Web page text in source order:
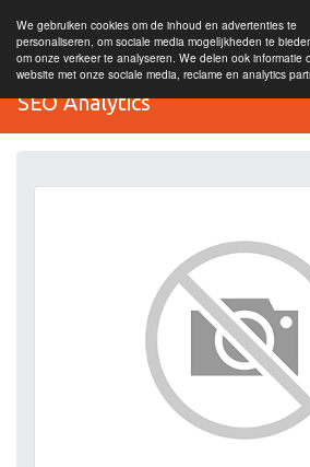
We gebruiken cookies om de inhoud en advertenties te
personaliseren, om sociale media mogelijkheden te
om onze verkeer te analyseren. We delen ook informatie
website met onze sociale media, reclame en analytics
SEO Analytics